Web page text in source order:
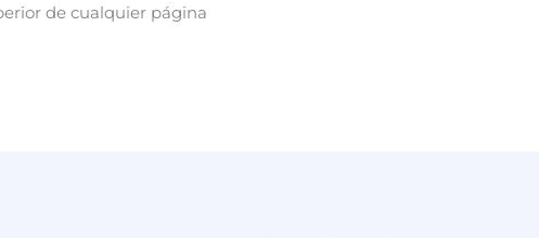
de cualquier página